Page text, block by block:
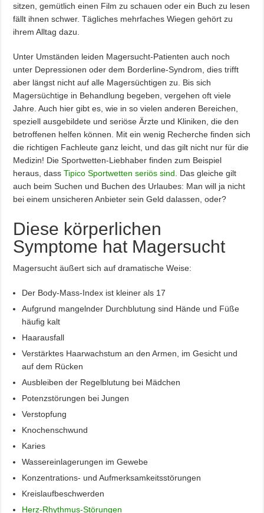
sitzen, gemütlich einen Film zu schauen oder ein Buch zu lesen
fällt ihnen schwer. Tägliches mehrfaches Wiegen gehört zu
ihrem Alltag dazu.
Unter Umständen leiden Magersucht-Patienten auch noch
unter Depressionen oder dem Borderline-Syndrom, dies trifft
aber längst nicht auf alle Magersüchtigen zu. Bis sich
Magersüchtige in Behandlung begeben, vergehen oft viele
Jahre. Auch hier gibt es, wie in so vielen anderen Bereichen,
speziell ausgebildete und seriöse Ärzte und Kliniken, die den
betroffenen helfen können. Mit ein wenig Recherche finden sich
die richtigen Fachleute ganz leicht, und das gilt nicht nur für die
Medizin! Die Sportwetten-Liebhaber finden zum Beispiel
heraus, dassTipico Sportwetten seriös sind . Das gleiche gilt
auch beim Suchen und Buchen des Urlaubes: Man will ja nicht
bei einem unsicheren Anbieter sein Geld dalassen, oder?
Diese körperlichen
Symptome hat Magersucht
Magersucht äußert sich auf dramatische Weise:
Der Body-Mass-Index ist kleiner als 17
Aufgrund mangelnder Durchblutung sind Hände und Füße
häufig kalt
Haarausfall
Verstärktes Haarwachstum an den Armen, im Gesicht und
auf dem Rücken
Ausbleiben der Regelblutung bei Mädchen
Potenzstörungen bei Jungen
Verstopfung
Knochenschwund
Karies
Wassereinlagerungen im Gewebe
Konzentrations- und Aufmerksamkeitsstörungen
Kreislaufbeschwerden
Herz-Rhythmus-Störungen